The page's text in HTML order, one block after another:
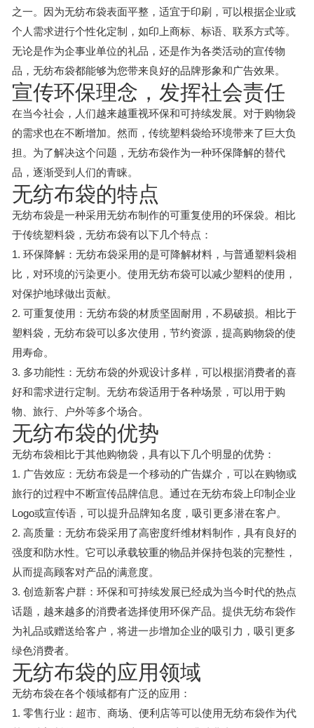
之一。因为无纺布袋表面平整，适宜于印刷，可以根据企业或
个人需求进行个性化定制，如印上商标、标语、联系方式等。
无论是作为企事业单位的礼品，还是作为各类活动的宣传物
品，无纺布袋都能够为您带来良好的品牌形象和广告效果。
宣传环保理念，发挥社会责任
在当今社会，人们越来越重视环保和可持续发展。对于购物袋
的需求也在不断增加。然而，传统塑料袋给环境带来了巨大负
担。为了解决这个问题，无纺布袋作为一种环保降解的替代
品，逐渐受到人们的青睐。
无纺布袋的特点
无纺布袋是一种采用无纺布制作的可重复使用的环保袋。相比
于传统塑料袋，无纺布袋有以下几个特点：
1. 环保降解：无纺布袋采用的是可降解材料，与普通塑料袋相
比，对环境的污染更小。使用无纺布袋可以减少塑料的使用，
对保护地球做出贡献。
2. 可重复使用：无纺布袋的材质坚固耐用，不易破损。相比于
塑料袋，无纺布袋可以多次使用，节约资源，提高购物袋的使
用寿命。
3. 多功能性：无纺布袋的外观设计多样，可以根据消费者的喜
好和需求进行定制。无纺布袋适用于各种场景，可以用于购
物、旅行、户外等多个场合。
无纺布袋的优势
无纺布袋相比于其他购物袋，具有以下几个明显的优势：
1. 广告效应：无纺布袋是一个移动的广告媒介，可以在购物或
旅行的过程中不断宣传品牌信息。通过在无纺布袋上印制企业
Logo或宣传语，可以提升品牌知名度，吸引更多潜在客户。
2. 高质量：无纺布袋采用了高密度纤维材料制作，具有良好的
强度和防水性。它可以承载较重的物品并保持包装的完整性，
从而提高顾客对产品的满意度。
3. 创造新客户群：环保和可持续发展已经成为当今时代的热点
话题，越来越多的消费者选择使用环保产品。提供无纺布袋作
为礼品或赠送给客户，将进一步增加企业的吸引力，吸引更多
绿色消费者。
无纺布袋的应用领域
无纺布袋在各个领域都有广泛的应用：
1. 零售行业：超市、商场、便利店等可以使用无纺布袋作为代